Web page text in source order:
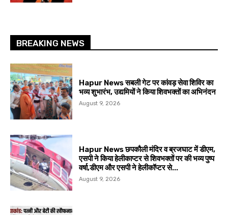
BREAKING NEWS
Hapur News सबली गेट पर कांवड़ सेवा शिविर का
भव्य शुभारंभ, उद्यमियों ने किया शिवभक्तों का अभिनंदन
August 9, 2026
Hapur News छपकौली मंदिर व ब्रजघाट में डीएम,
एसपी ने किया हेलीकाप्टर से शिवभक्तों पर की भव्य पुष्प
वर्षा,डीएम और एसपी ने हेलीकॉप्टर से...
August 9, 2026